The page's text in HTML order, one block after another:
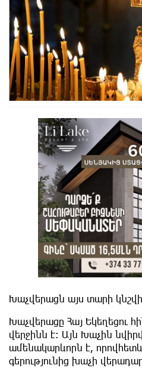
Խաչվերացն այս տարի
Խաչվերացը Հայ Եկեղեցու
վերջինն է: Այն Խաչին
ամենակարևորն է,
գերությունից խաչի